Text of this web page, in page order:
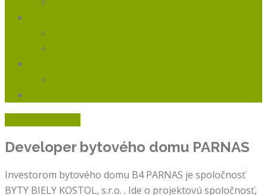
Developer bytového domu PARNAS
Investorom bytového domu B4 PARNAS je spoločnosť
BYTY BIELY KOSTOL, s.r.o. . Ide o projektovú spoločnosť,